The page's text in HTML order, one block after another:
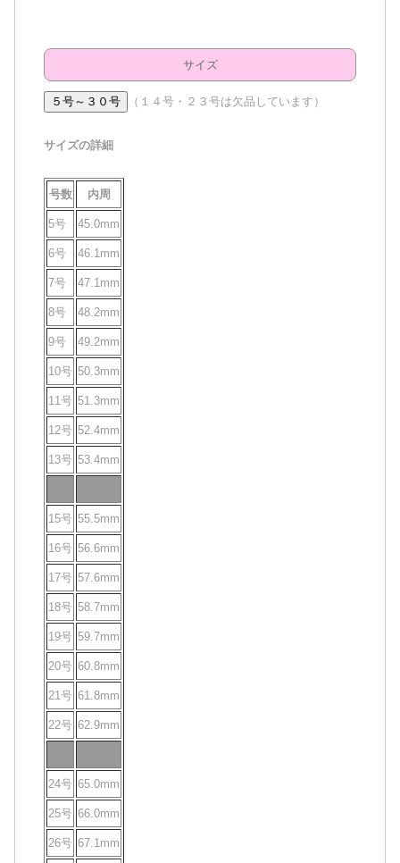
サイズ
５号～３０号 （１４号・２３号は欠品しています）
サイズの詳細
号数 内周
5号 45.0mm
6号 46.1mm
7号 47.1mm
8号 48.2mm
9号 49.2mm
10号 50.3mm
11号 51.3mm
12号 52.4mm
13号 53.4mm
15号 55.5mm
16号 56.6mm
17号 57.6mm
18号 58.7mm
19号 59.7mm
20号 60.8mm
21号 61.8mm
22号 62.9mm
24号 65.0mm
25号 66.0mm
26号 67.1mm